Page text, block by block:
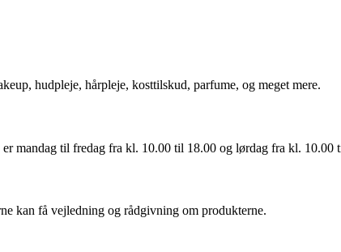
hudpleje, hårpleje, kosttilskud, parfume, og meget mere.
mandag til fredag ​​fra kl. 10.00 til 18.00 og lørdag fra kl. 10.00
kan få vejledning og rådgivning om produkterne.